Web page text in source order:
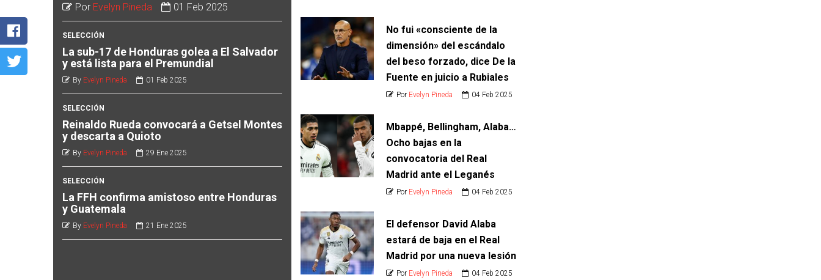
Por Evelyn Pineda 01 Feb 2025
SELECCIÓN
La sub-17 de Honduras golea a El Salvador
y está lista para el Premundial
By Evelyn Pineda 01 Feb 2025
SELECCIÓN
Reinaldo Rueda convocará a Getsel Montes
y descarta a Quioto
By Evelyn Pineda 29 Ene 2025
SELECCIÓN
La FFH confirma amistoso entre Honduras
y Guatemala
By Evelyn Pineda 21 Ene 2025
No fui «consciente de la
dimensión» del escándalo
del beso forzado, dice De la
Fuente en juicio a Rubiales
Por Evelyn Pineda 04 Feb 2025
Mbappé, Bellingham, Alaba…
Ocho bajas en la
convocatoria del Real
Madrid ante el Leganés
Por Evelyn Pineda 04 Feb 2025
El defensor David Alaba
estará de baja en el Real
Madrid por una nueva lesión
Por Evelyn Pineda 04 Feb 2025